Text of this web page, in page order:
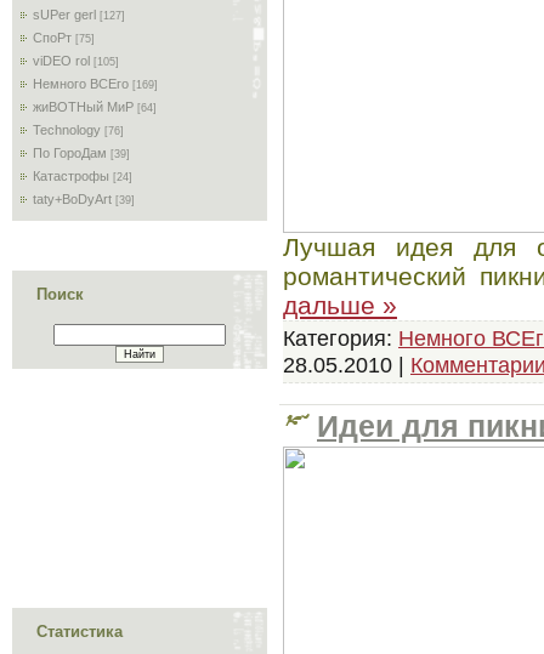
sUPer gerl [127]
СпоРт [75]
viDEO rol [105]
Немного ВСЕго [169]
жиВОТНый МиР [64]
Technology [76]
По ГороДам [39]
Катастрофы [24]
taty+BoDyArt [39]
Поиск
Статистика
Лучшая идея для
романтический
дальше »
Категория: Немного
28.05.2010 |
Идеи для